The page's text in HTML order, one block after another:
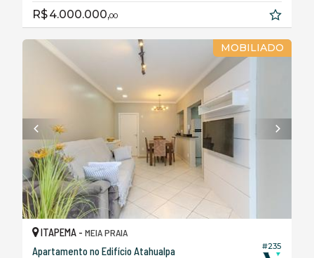
R$ 4.000.000,00
MOBILIADO
#235
ITAPEMA - MEIA PRAIA
Apartamento no Edifício Atahualpa